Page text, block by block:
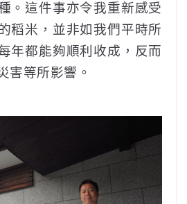
。這件事亦令我重新感受
稻米，並非如我們平時所
年都能夠順利收成，反而
害等所影響。